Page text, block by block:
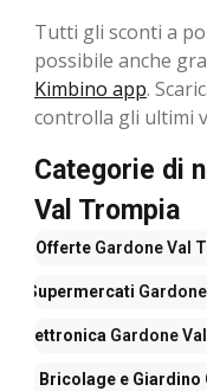
Tutti gli sconti a
possibile anche
Kimbino app.
controlla gli ultimi
Categorie di
Val Trompia
Offerte Gardone Val
Supermercati
Elettronica Gardone
Bricolage e Giardino